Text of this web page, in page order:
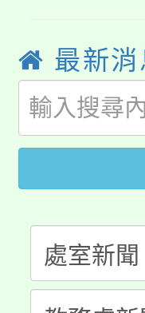
代理(
公告
代理(
轉知
《
程，
心理
系所
轉知
縣市
門員
踴躍
桃園
展演
115年
義教
「
最新